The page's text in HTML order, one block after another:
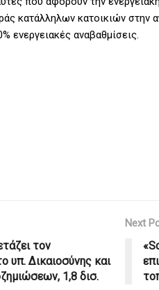
κατάλληλων κατοικιών στην
ενεργειακές αναβαθμίσεις.
τον
υπ. Δικαιοσύνης και
1,8 δισ.
Next